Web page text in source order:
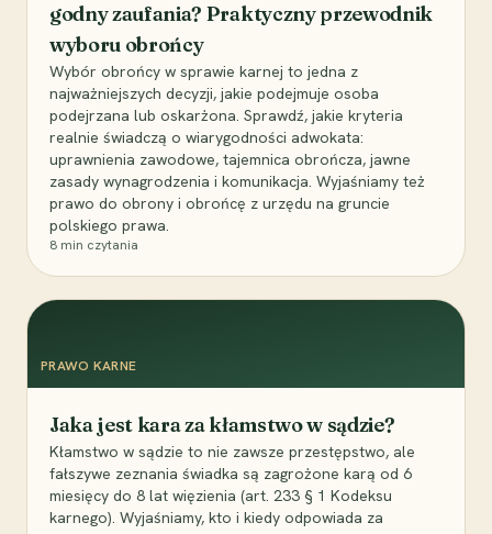
godny zaufania? Praktyczny przewodnik
wyboru obrońcy
Wybór obrońcy w sprawie karnej to jedna z
najważniejszych decyzji, jakie podejmuje osoba
podejrzana lub oskarżona. Sprawdź, jakie kryteria
realnie świadczą o wiarygodności adwokata:
uprawnienia zawodowe, tajemnica obrończa, jawne
zasady wynagrodzenia i komunikacja. Wyjaśniamy też
prawo do obrony i obrońcę z urzędu na gruncie
polskiego prawa.
8 min czytania
PRAWO KARNE
Jaka jest kara za kłamstwo w sądzie?
Kłamstwo w sądzie to nie zawsze przestępstwo, ale
fałszywe zeznania świadka są zagrożone karą od 6
miesięcy do 8 lat więzienia (art. 233 § 1 Kodeksu
karnego). Wyjaśniamy, kto i kiedy odpowiada za